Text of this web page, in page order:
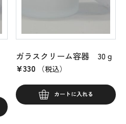
ガラスクリーム容器 30ｇ
¥330 （税込）
カートに入れる